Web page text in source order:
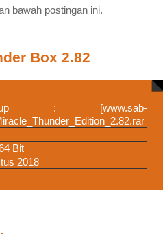
bawah postingan ini.
Box 2.82
:
[www.sab-
Bit
2018